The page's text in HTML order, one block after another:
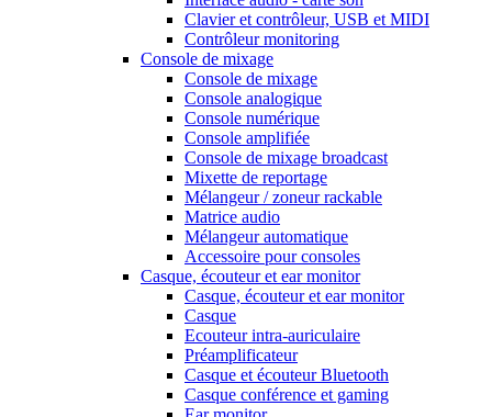
Clavier et contrôleur, USB et MIDI
Contrôleur monitoring
Console de mixage
Console de mixage
Console analogique
Console numérique
Console amplifiée
Console de mixage broadcast
Mixette de reportage
Mélangeur / zoneur rackable
Matrice audio
Mélangeur automatique
Accessoire pour consoles
Casque, écouteur et ear monitor
Casque, écouteur et ear monitor
Casque
Ecouteur intra-auriculaire
Préamplificateur
Casque et écouteur Bluetooth
Casque conférence et gaming